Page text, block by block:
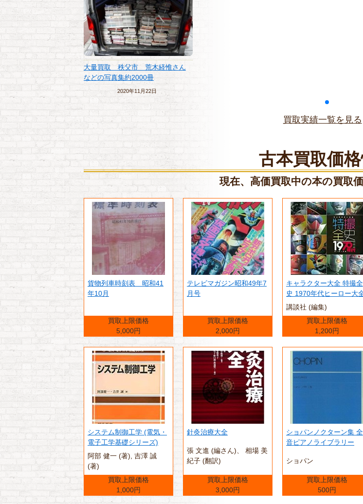
大量買取 秩父市 荒木経惟さん
などの写真集約2000冊
2020年11月22日
買取実績一覧を見る
古本買取価
現在、高価買取中の本の買取
貨物列車時刻表 昭和41
年10月
買取上限価格
5,000円
テレビマガジン昭和49年7
月号
買取上限価格
2,000円
キャラクター大全 特撮全
史 1970年代ヒーロー大
講談社 (編集)
買取上限価格
1,200円
システム制御工学 (電気・
電子工学基礎シリーズ)
阿部 健一 (著),‎ 吉澤 誠
(著)
買取上限価格
1,000円
針灸治療大全
張 文進 (編さん)、 相場 美
紀子 (翻訳)
買取上限価格
3,000円
ショパンノクターン集 全
音ピアノライブラリー
ショパン
買取上限価格
500円